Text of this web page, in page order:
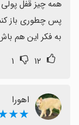
به فکر این هم
۱۲ ۱
اهورا